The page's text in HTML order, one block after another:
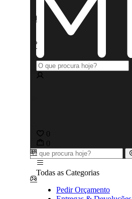
0
0
Todas as Categorias
Pedir Orçamento